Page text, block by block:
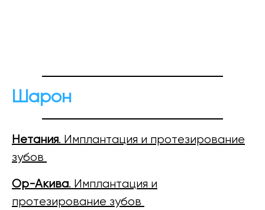
Шарон
Нетания. Имплантация и протезирование
зубов
Ор-Акива. Имплантация и
протезирование зубов